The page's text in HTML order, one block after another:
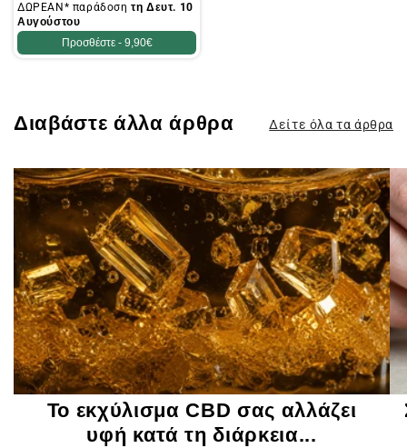
ΔΩΡΕΑΝ* παράδοσητη Δευτ. 10
Αυγούστου
Προσθέστε - 9,90€
Διαβάστε άλλα άρθρα Δείτε όλα τα άρθρα
Το εκχύλισμα CBD σας αλλάζει
υφή κατά τη διάρκεια...